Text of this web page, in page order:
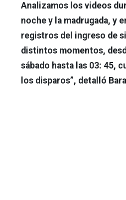
Analizamos los videos
noche y la madrugada, y
registros del ingreso de
distintos momentos,
sábado hasta las 03: 45,
los disparos”, detalló